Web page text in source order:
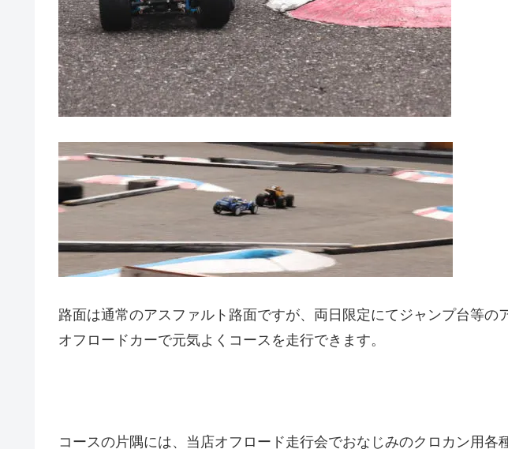
路面は通常のアスファルト路面ですが、両日限定にてジャンプ台等の
オフロードカーで元気よくコースを走行できます。
コースの片隅には、当店オフロード走行会でおなじみのクロカン用各